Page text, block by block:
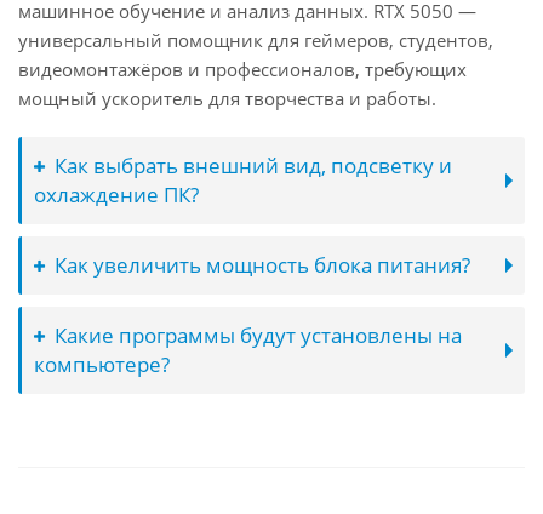
машинное обучение и анализ данных. RTX 5050 —
универсальный помощник для геймеров, студентов,
видеомонтажёров и профессионалов, требующих
мощный ускоритель для творчества и работы.
Как выбрать внешний вид, подсветку и
охлаждение ПК?
Как увеличить мощность блока питания?
Какие программы будут установлены на
компьютере?